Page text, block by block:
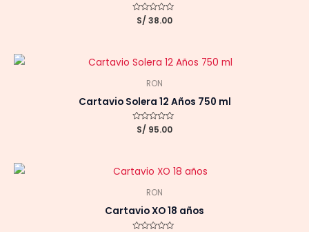
Valorado
con
S/ 38.00
RON
Cartavio Solera 12 Años 750 ml
Valorado
con
S/ 95.00
RON
Cartavio XO 18 años